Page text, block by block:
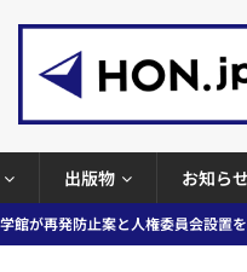
出版物 お知らせ
館が再発防止案と人権委員会設置